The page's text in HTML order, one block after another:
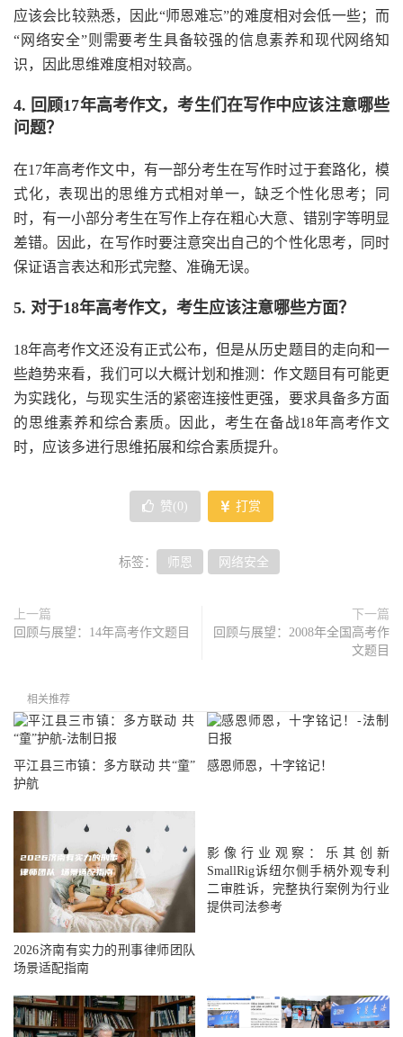
应该会比较熟悉，因此“师恩难忘”的难度相对会低一些；而
“网络安全”则需要考生具备较强的信息素养和现代网络知
识，因此思维难度相对较高。
4. 回顾17年高考作文，考生们在写作中应该注意哪些
问题？
在17年高考作文中，有一部分考生在写作时过于套路化，模
式化，表现出的思维方式相对单一，缺乏个性化思考；同
时，有一小部分考生在写作上存在粗心大意、错别字等明显
差错。因此，在写作时要注意突出自己的个性化思考，同时
保证语言表达和形式完整、准确无误。
5. 对于18年高考作文，考生应该注意哪些方面？
18年高考作文还没有正式公布，但是从历史题目的走向和一
些趋势来看，我们可以大概计划和推测：作文题目有可能更
为实践化，与现实生活的紧密连接性更强，要求具备多方面
的思维素养和综合素质。因此，考生在备战18年高考作文
时，应该多进行思维拓展和综合素质提升。
赞( 0 ) 打赏
标签： 师恩 网络安全
上一篇
回顾与展望：14年高考作文题目
下一篇
回顾与展望：2008年全国高考作
文题目
相关推荐
平江县三市镇：多方联动 共“童”
护航
感恩师恩，十字铭记！
2026济南有实力的刑事律师团队
场景适配指南
影像行业观察：乐其创新
SmallRig诉纽尔侧手柄外观专利
二审胜诉，完整执行案例为行业
提供司法参考